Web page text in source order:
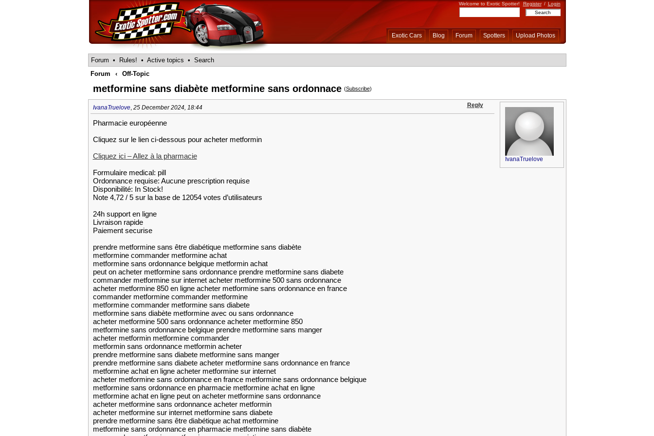
Welcome to Exotic Spotter! Register / Login
Exotic Cars Blog Forum Spotters Upload Photos
Forum • Rules! • Active topics • Search
Forum
‹ Off-Topic
metformine sans diabète metformine sans ordonnace (Subscribe)
IvanaTruelove, 25 December 2024, 18:44 Reply
Pharmacie européenne
Cliquez sur le lien ci-dessous pour acheter metformin
Cliquez ici – Allez à la pharmacie
Formulaire medical: pill
Ordonnance requise: Aucune prescription requise
Disponibilité: In Stock!
Note 4,72 / 5 sur la base de 12054 votes d’utilisateurs
24h support en ligne
Livraison rapide
Paiement securise
prendre metformine sans être diabétique metformine sans diabète
metformine commander metformine achat
metformine sans ordonnance belgique metformin achat
peut on acheter metformine sans ordonnance prendre metformine sans diabete
commander metformine sur internet acheter metformine 500 sans ordonnance
acheter metformine 850 en ligne acheter metformine sans ordonnance en france
commander metformine commander metformine
metformine commander metformine sans diabete
metformine sans diabète metformine avec ou sans ordonnance
acheter metformine 500 sans ordonnance acheter metformine 850
metformine sans ordonnance belgique prendre metformine sans manger
acheter metformin metformine commander
metformin sans ordonnance metformin acheter
prendre metformine sans diabete metformine sans manger
prendre metformine sans diabete acheter metformine sans ordonnance en france
metformine achat en ligne acheter metformine sur internet
acheter metformine sans ordonnance en france metformine sans ordonnance belgique
metformine sans ordonnance en pharmacie metformine achat en ligne
metformine achat en ligne peut on acheter metformine sans ordonnance
acheter metformine sans ordonnance acheter metformin
acheter metformine sur internet metformine sans diabete
prendre metformine sans être diabétique achat metformine
metformine sans ordonnance en pharmacie metformine sans diabète
IvanaTruelove